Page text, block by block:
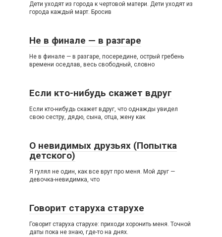
Дети уходят из города к чертовой матери. Дети уходят из
города каждый март. Бросив
Не в финале — в разгаре
Не в финале — в разгаре, посередине, острый гребень
времени оседлав, весь свободный, словно
Если кто-нибудь скажет вдруг
Если кто-нибудь скажет вдруг, что однажды увидел
свою сестру, дядю, сына, отца, жену как
О невидимых друзьях (Попытка
детского)
Я гулял не один, как все врут про меня. Мой друг —
девочка-невидимка, что
Говорит старуха старухе
Говорит старуха старухе: приходи хоронить меня. Точной
даты пока не знаю, где-то на днях.